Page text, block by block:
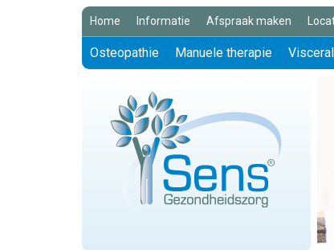
Home Informatie Afspraak maken
Osteopathie Manuele therapie